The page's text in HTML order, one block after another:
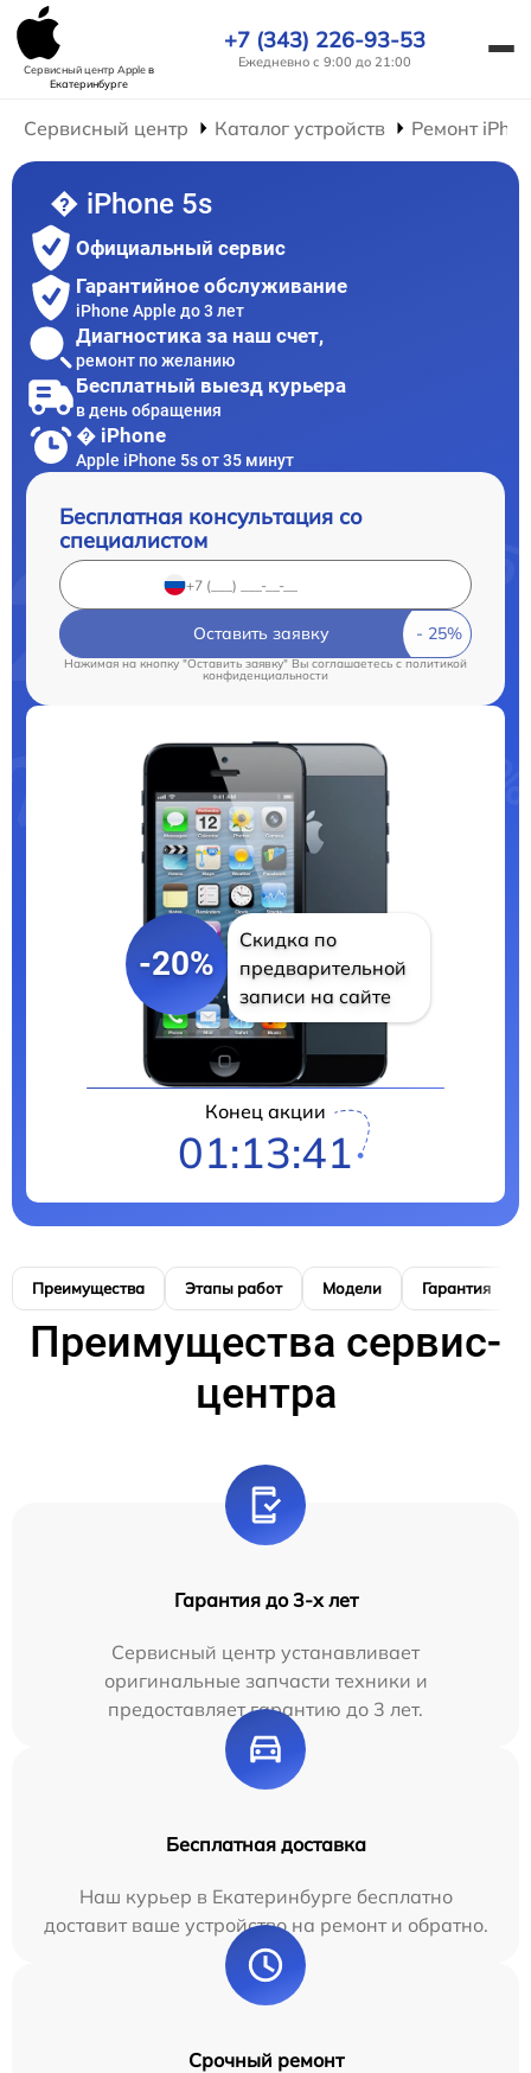
Сервисный центр Appleв
Екатеринбурге
+7 (343) 226-93-53
Ежедневно с 9:00 до 21:00
Сервисный центр Каталог устройств Ремонт
� iPhone 5s
Официальный сервис
Гарантийное обслуживание
iPhone Apple до 3 лет
Диагностика за наш счет,
ремонт по желанию
Бесплатный выезд курьера
в день обращения
� iPhone
Apple iPhone 5s от 35 минут
Бесплатная консультация со
специалистом
Оставить заявку
Нажимая на кнопку "Оставить заявку" Вы соглашаетесь cполитикой
конфиденциальности
-20%
Скидка по
предварительной
записи на сайте
Конец акции
01:13:40
Преимущества Этапы работ Модели Гарантия
Преимущества сервис-
центра
Гарантия до 3-х лет
Сервисный центр устанавливает
оригинальные запчасти техники и
предоставляет гарантию до 3 лет.
Бесплатная доставка
Наш курьер в Екатеринбурге бесплатно
доставит ваше устройство на ремонт и обратно.
Срочный ремонт